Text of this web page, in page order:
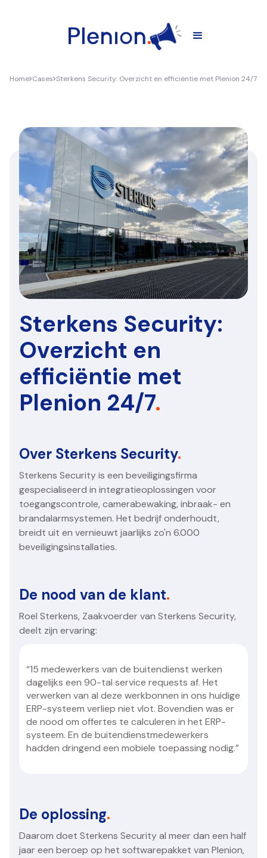
Home Cases Sterkens Security: Overzicht en efficiëntie met Plenion 24/7
Sterkens Security:
Overzicht en
efficiëntie met
Plenion 24/7.
Over Sterkens Security.
Sterkens Security is een beveiligingsfirma
gespecialiseerd in integratieoplossingen voor
toegangscontrole, camerabewaking, inbraak- en
brandalarmsystemen. Het bedrijf onderhoudt,
breidt uit en vernieuwt jaarlijks zo'n 6.000
beveiligingsinstallaties.
De nood van de klant.
Roel Sterkens, Zaakvoerder van Sterkens Security,
deelt zijn ervaring:
“15 medewerkers van de buitendienst werken
dagelijks een 90-tal service requests af. Het
verwerken van al deze werkbonnen in ons huidige
ERP-systeem verliep niet vlot. Bovendien was er
de nood om offertes te calculeren in het ERP-
systeem. En de buitendienstmedewerkers
hadden dringend een mobiele toepassing nodig.”
De oplossing.
Daarom doet Sterkens Security al meer dan een half
jaar een beroep op het softwarepakket van Plenion,